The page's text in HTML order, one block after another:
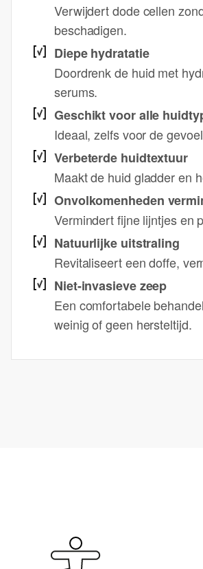
Verwijdert dode cellen
beschadigen.
Diepe hydratatie
Doordrenk de huid met
serums.
Geschikt voor alle
Ideaal, zelfs voor de
Verbeterde huidtextuur
Maakt de huid gladder en
Onvolkomenheden
Vermindert fijne lijntjes en
Natuurlijke uitstraling
Revitaliseert een doffe,
Niet-invasieve zeep
Een comfortabele
weinig of geen hersteltijd.